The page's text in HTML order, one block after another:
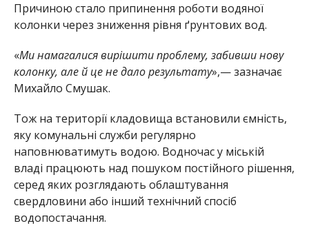
Причиною стало припинення роботи водяної
колонки через зниження рівня ґрунтових вод.
«Ми намагалися вирішити проблему, забивши нову
колонку, але й це не дало результату»,— зазначає
Михайло Смушак.
Тож на території кладовища встановили ємність,
яку комунальні служби регулярно
наповнюватимуть водою. Водночас у міській
владі працюють над пошуком постійного рішення,
серед яких розглядають облаштування
свердловини або інший технічний спосіб
водопостачання.